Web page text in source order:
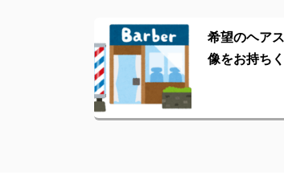
希望のヘア
像をお持ち